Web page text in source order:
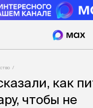
как
чтобы не